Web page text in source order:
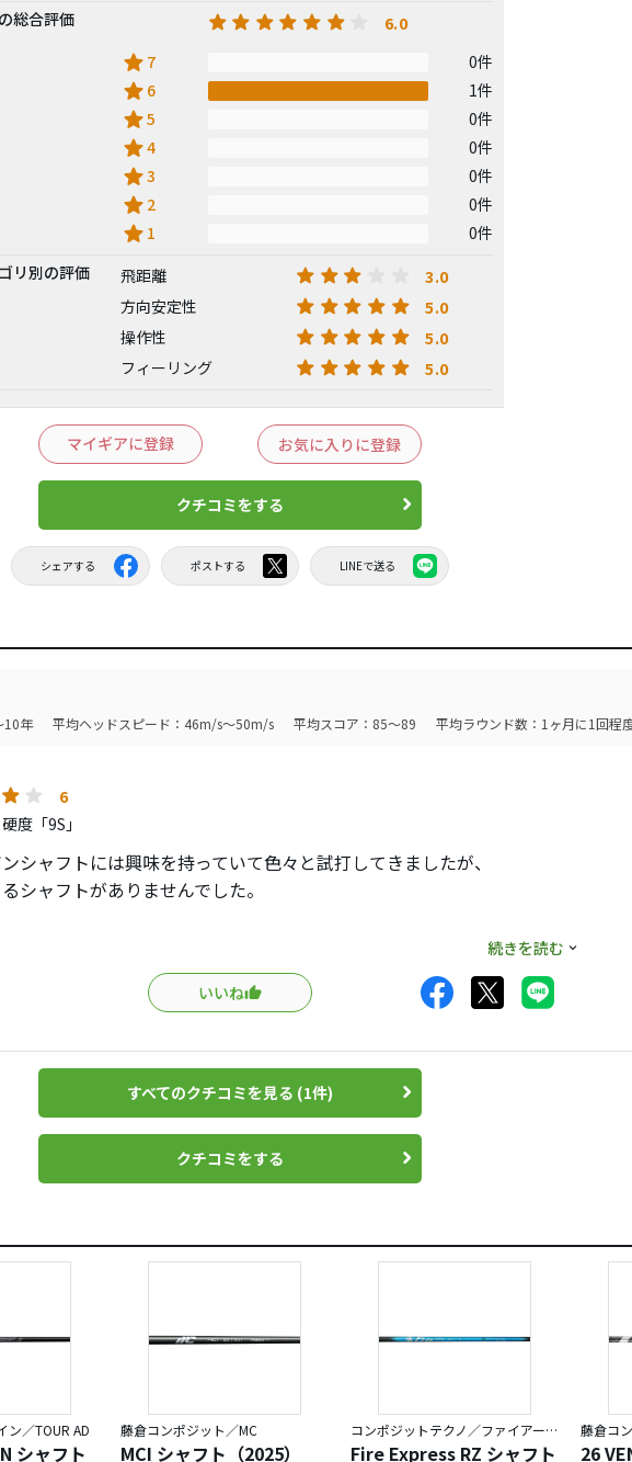
総合評価
6.0
star 7 0件
star 6 1件
star5 0件
star4 0件
star3 0件
star 2 0件
star 1
0件
リ別の評価
飛距離 3.0
方向安定性 5.0
操作性 5.0
フィーリング 5.0
マイギアに登録 お気に入りに登録
クチコミをする
シェアする ポストする LINEで送る
10年 平均ヘッドスピード：46m/s～50m/s 平均スコア：85～89
平均ラウンド数：1ヶ月に1回程
6
度「9S」
シャフトには興味を持っていて色々と試打してきましたが、
シャフトがありませんでした。
とシャフトが負けてしまう印象がありました。
は先端の剛性の高さが魅力で、打ち込んでいくには良かったのですが、
ADとDiamana Thumpのいいとこどりといった印象を受けました。
文句どおり、クセのないしなりで振りやすく、
安定したスイングができました。
していて、打ち込んでもシャフトが負けてしまうことなく、弾道が安定し
らしくロング、ミドルアイアンでは楽に高弾道が打てました。
移行も違和感なくできると思います。
すし、オススメです。
続きを読む
いいね
すべてのクチコミを見る (1件)
クチコミをする
ン／TOUR AD
シャフト
藤倉コンポジット／MC
MCI シャフト（2025）
コンポジットテクノ／ファイアーエクスプレス
Fire Express RZ シャフト
藤倉コ
26